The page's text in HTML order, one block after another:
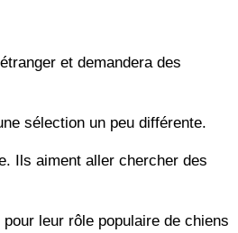
et demandera des
sélection un peu différente.
Ils aiment aller chercher des
leur rôle populaire de chiens